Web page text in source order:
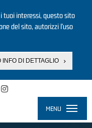
tuoi interessi, questo sito
del sito, autorizzi l’uso
INFO DI DETTAGLIO
MENU